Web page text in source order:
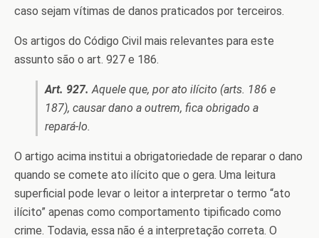
caso sejam vítimas de danos praticados por terceiros.
Os artigos do Código Civil mais relevantes para este
assunto são o art. 927 e 186.
Art. 927.Aquele que, por ato ilícito (arts. 186 e
187), causar dano a outrem, fica obrigado a
repará-lo.
O artigo acima institui a obrigatoriedade de reparar o dano
quando se comete ato ilícito que o gera. Uma leitura
superficial pode levar o leitor a interpretar o termo “ato
ilícito” apenas como comportamento tipificado como
crime. Todavia, essa não é a interpretação correta. O